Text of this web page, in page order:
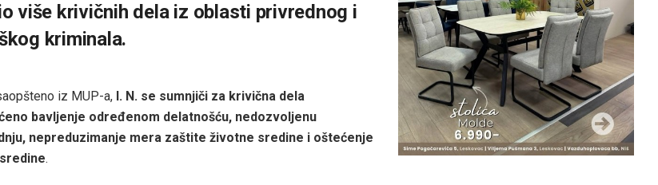
više krivičnih dela iz oblasti privrednog i
kriminala.
iz MUP-a, I. N. se sumnjiči za krivična dela
bavljenje određenom delatnošću, nedozvoljenu
nepreduzimanje mera zaštite životne sredine i oštećenje
.